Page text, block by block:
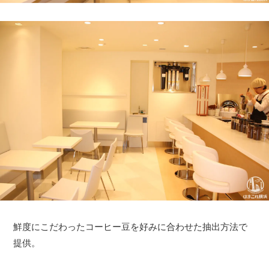
鮮度にこだわったコーヒー豆を好みに合わせた抽出方法で
提供。